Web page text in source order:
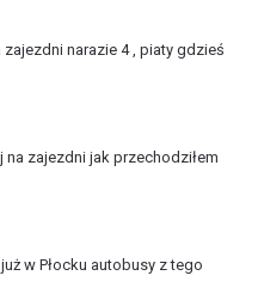
narazie 4 , piaty gdzieś
na zajezdni jak przechodziłem
w Płocku autobusy z tego